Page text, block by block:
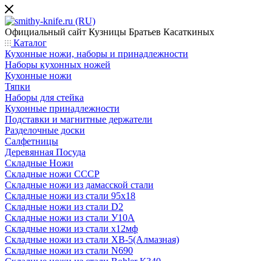
Официальный сайт Кузницы Братьев Касаткиных
Каталог
Кухонные ножи, наборы и принадлежности
Наборы кухонных ножей
Кухонные ножи
Тяпки
Наборы для стейка
Кухонные принадлежности
Подставки и магнитные держатели
Разделочные доски
Салфетницы
Деревянная Посуда
Складные Ножи
Cкладные ножи СССР
Складные ножи из дамасской стали
Складные ножи из стали 95х18
Складные ножи из стали D2
Складные ножи из стали У10А
Складные ножи из стали х12мф
Складные ножи из стали ХВ-5(Алмазная)
Складные ножи из стали N690